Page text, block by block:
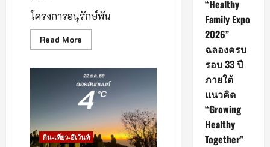
โครงการอนุรักษ์พัน
Read More
more
พญา
เสือ
โคร่ง
เริ่ม
บาน
แล้วก
ว่า
70%
กิน-เที่ยว-อีเว้นท์
“Healthy
Family Expo
2026”
ฉลองครบ
รอบ 33 ปี
ภายใต้
แนวคิด
“Growing
Healthy
Together”